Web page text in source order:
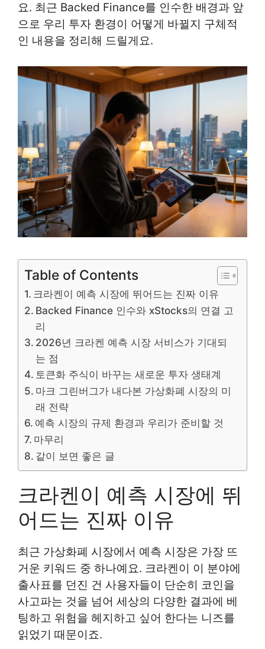
요. 최근 Backed Finance를 인수한 배경과 앞
으로 우리 투자 환경이 어떻게 바뀔지 구체적
인 내용을 정리해 드릴게요.
Table of Contents
크라켄이 예측 시장에 뛰어드는 진짜 이유
Backed Finance 인수와 xStocks의 연결 고
리
2026년 크라켄 예측 시장 서비스가 기대되
는 점
토큰화 주식이 바꾸는 새로운 투자 생태계
마크 그린버그가 내다본 가상화폐 시장의 미
래 전략
예측 시장의 규제 환경과 우리가 준비할 것
마무리
같이 보면 좋은 글
크라켄이 예측 시장에 뛰
어드는 진짜 이유
최근 가상화폐 시장에서 예측 시장은 가장 뜨
거운 키워드 중 하나예요. 크라켄이 이 분야에
출사표를 던진 건 사용자들이 단순히 코인을
사고파는 것을 넘어 세상의 다양한 결과에 베
팅하고 위험을 헤지하고 싶어 한다는 니즈를
읽었기 때문이죠.